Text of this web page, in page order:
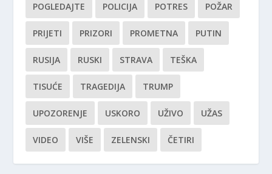
POGLEDAJTE POLICIJA POTRES POŽAR
PRIJETI PRIZORI PROMETNA PUTIN
RUSIJA RUSKI STRAVA TEŠKA
TISUĆE TRAGEDIJA TRUMP
UPOZORENJE USKORO UŽIVO UŽAS
VIDEO VIŠE ZELENSKI ČETIRI